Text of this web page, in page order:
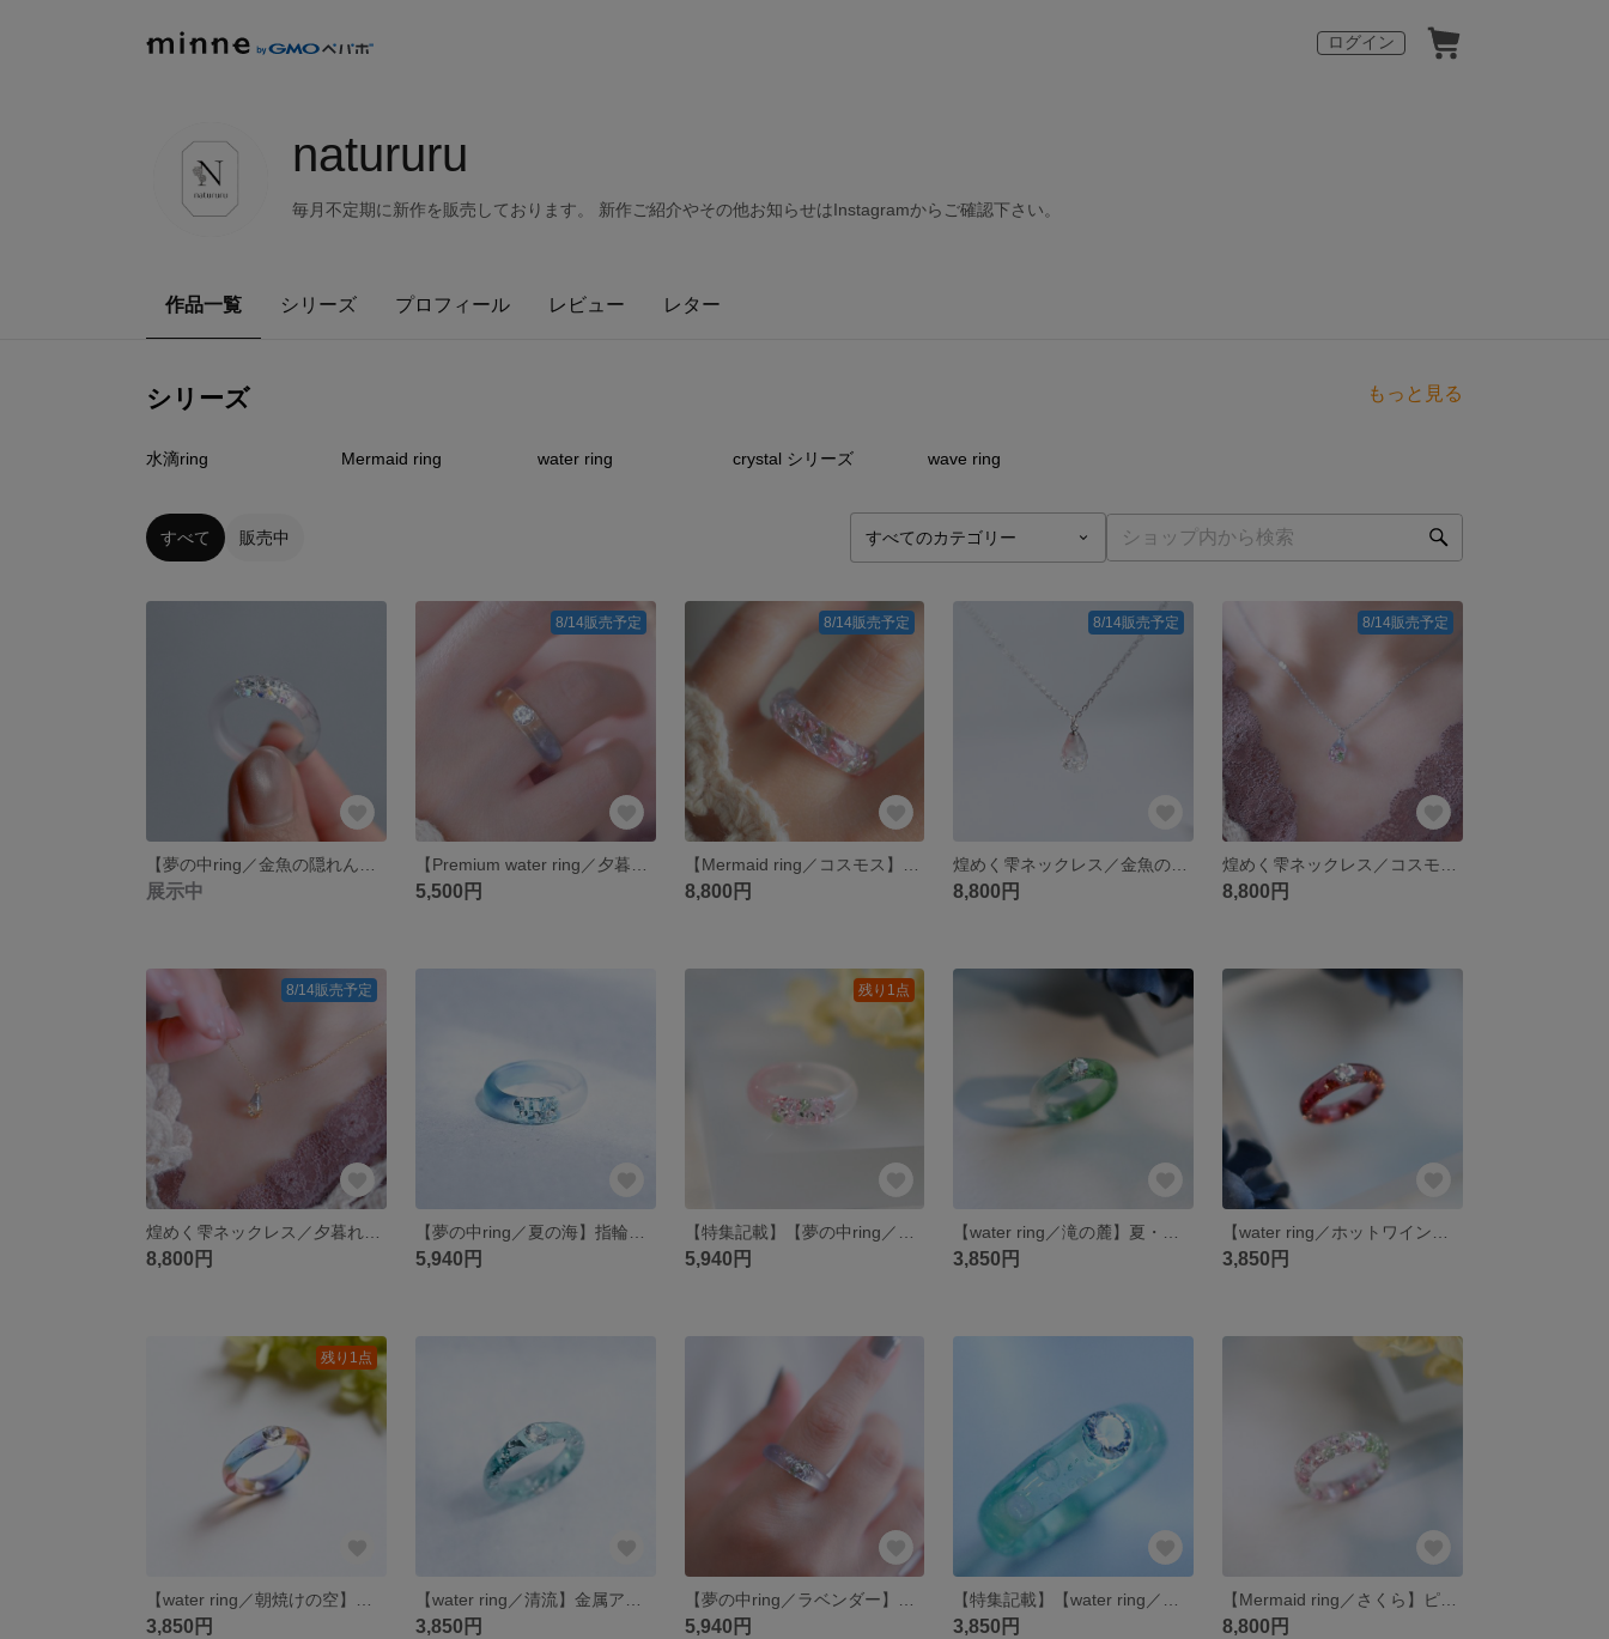
ログイン
natururu
毎月不定期に新作を販売しております。 新作ご紹介やその他お知らせはInstagramからご確認下さい。
作品一覧 シリーズ プロフィール レビュー レター
シリーズ もっと見る
水滴ring Mermaid ring water ring crystal シリーズ wave ring
すべて 販売中
展示中
8/14販売予定
5,500円
8/14販売予定
8,800円
8/14販売予定
8,800円
8/14販売予定
8,800円
8/14販売予定
8,800円 5,940円
残り1点
5,940円 3,850円 3,850円
残り1点
3,850円 3,850円 5,940円 3,850円 8,800円